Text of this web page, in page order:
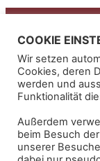
Kontakt
Impressum
Alpenbowling
Inh. Helmut
COOKIE
Wir setzen
Cookies, deren
werden und
Funktionalität
Außerdem
beim Besuch
unserer